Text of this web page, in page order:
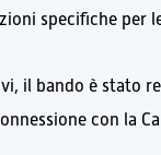
specifiche per
il bando è stato
con la